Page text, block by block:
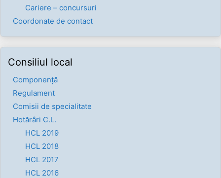
Cariere – concursuri
Coordonate de contact
Consiliul local
Componenţă
Regulament
Comisii de specialitate
Hotărâri C.L.
HCL 2019
HCL 2018
HCL 2017
HCL 2016